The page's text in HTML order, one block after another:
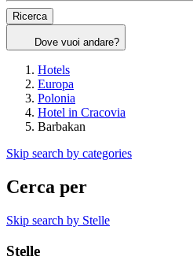
Ricerca
Dove vuoi andare?
Hotels
Europa
Polonia
Hotel in Cracovia
Barbakan
Skip search by categories
Cerca per
Skip search by Stelle
Stelle